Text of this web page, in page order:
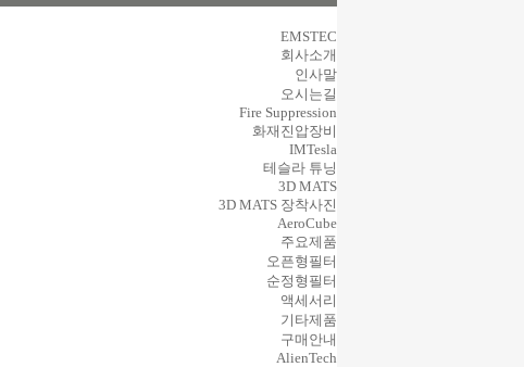
EMSTEC
회사소개
인사말
오시는길
Fire Suppression
화재진압장비
IMTesla
테슬라 튜닝
3D MATS
3D MATS 장착사진
AeroCube
주요제품
오픈형필터
순정형필터
액세서리
기타제품
구매안내
AlienTech